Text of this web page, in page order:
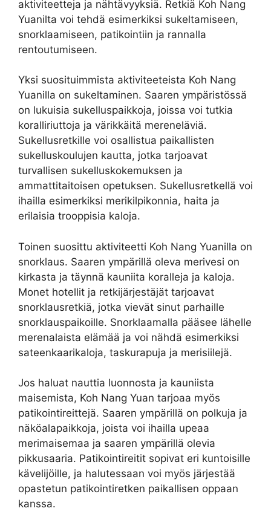
aktiviteetteja ja nähtävyyksiä. Retkiä Koh Nang
Yuanilta voi tehdä esimerkiksi sukeltamiseen,
snorklaamiseen, patikointiin ja rannalla
rentoutumiseen.
Yksi suosituimmista aktiviteeteista Koh Nang
Yuanilla on sukeltaminen. Saaren ympäristössä
on lukuisia sukelluspaikkoja, joissa voi tutkia
koralliriuttoja ja värikkäitä mereneläviä.
Sukellusretkille voi osallistua paikallisten
sukelluskoulujen kautta, jotka tarjoavat
turvallisen sukelluskokemuksen ja
ammattitaitoisen opetuksen. Sukellusretkellä voi
ihailla esimerkiksi merikilpikonnia, haita ja
erilaisia trooppisia kaloja.
Toinen suosittu aktiviteetti Koh Nang Yuanilla on
snorklaus. Saaren ympärillä oleva merivesi on
kirkasta ja täynnä kauniita koralleja ja kaloja.
Monet hotellit ja retkijärjestäjät tarjoavat
snorklausretkiä, jotka vievät sinut parhaille
snorklauspaikoille. Snorklaamalla pääsee lähelle
merenalaista elämää ja voi nähdä esimerkiksi
sateenkaarikaloja, taskurapuja ja merisiilejä.
Jos haluat nauttia luonnosta ja kauniista
maisemista, Koh Nang Yuan tarjoaa myös
patikointireittejä. Saaren ympärillä on polkuja ja
näköalapaikkoja, joista voi ihailla upeaa
merimaisemaa ja saaren ympärillä olevia
pikkusaaria. Patikointireitit sopivat eri kuntoisille
kävelijöille, ja halutessaan voi myös järjestää
opastetun patikointiretken paikallisen oppaan
kanssa.